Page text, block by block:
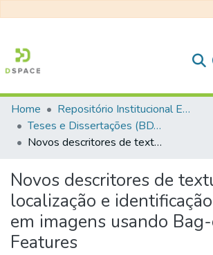
Communities & Collections
All of DSpace
Statistics
Home
Repositório Institucional EESC
Teses e Dissertações (BDTD USP)
Novos descritores de textura para localização e identificação de objetos em imagens usando Bag-of-Features
Novos descritores de
localização e
em imagens usando
Features